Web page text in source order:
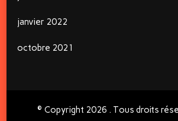
janvier 2022
octobre 2021
© Copyright 2026 . Tous droits